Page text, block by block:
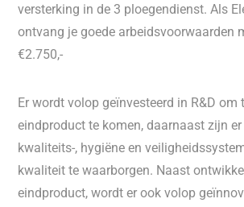
versterking in de 3 ploegendienst. Als
ontvang je goede arbeidsvoorwaarden
€2.750,-
Er wordt volop geïnvesteerd in R&D om
eindproduct te komen, daarnaast zijn
kwaliteits-, hygiëne en
kwaliteit te waarborgen. Naast
eindproduct, wordt er ook volop